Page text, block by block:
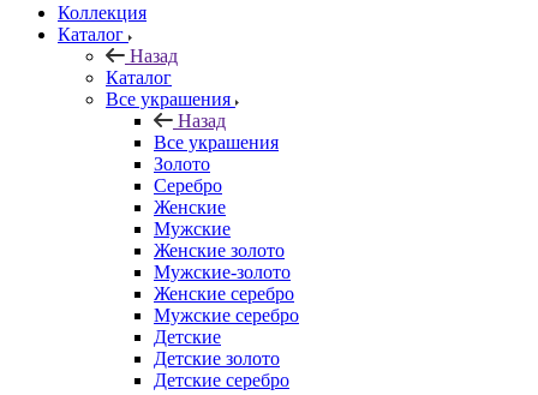
Коллекция
Каталог
Назад
Каталог
Все украшения
Назад
Все украшения
Золото
Серебро
Женские
Мужские
Женские золото
Мужские-золото
Женские серебро
Мужские серебро
Детские
Детские золото
Детские серебро